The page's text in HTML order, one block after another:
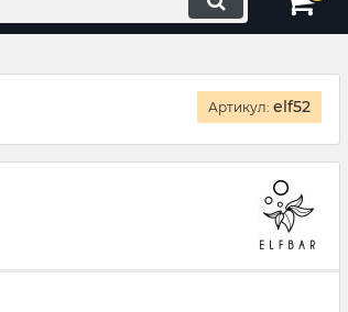
Артикул: elf52